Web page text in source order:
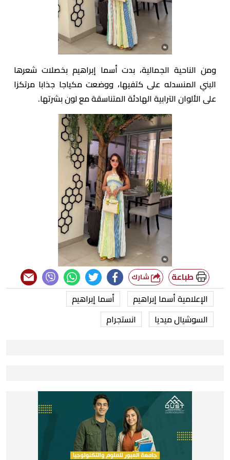
ومن الناحية الجمالية، بدت أسما إبراهيم بخصلات شعرها
البني المنسدله على كتفيها، ووضعت مكياجا جذابا مرتكزا
على الألوان الترابية الهادئة المتناسقة مع لون بشرتها.
طباعة
الإعلامية أسما إبراهيم
أسما إبراهيم
السوشيال ميديا
انستجرام